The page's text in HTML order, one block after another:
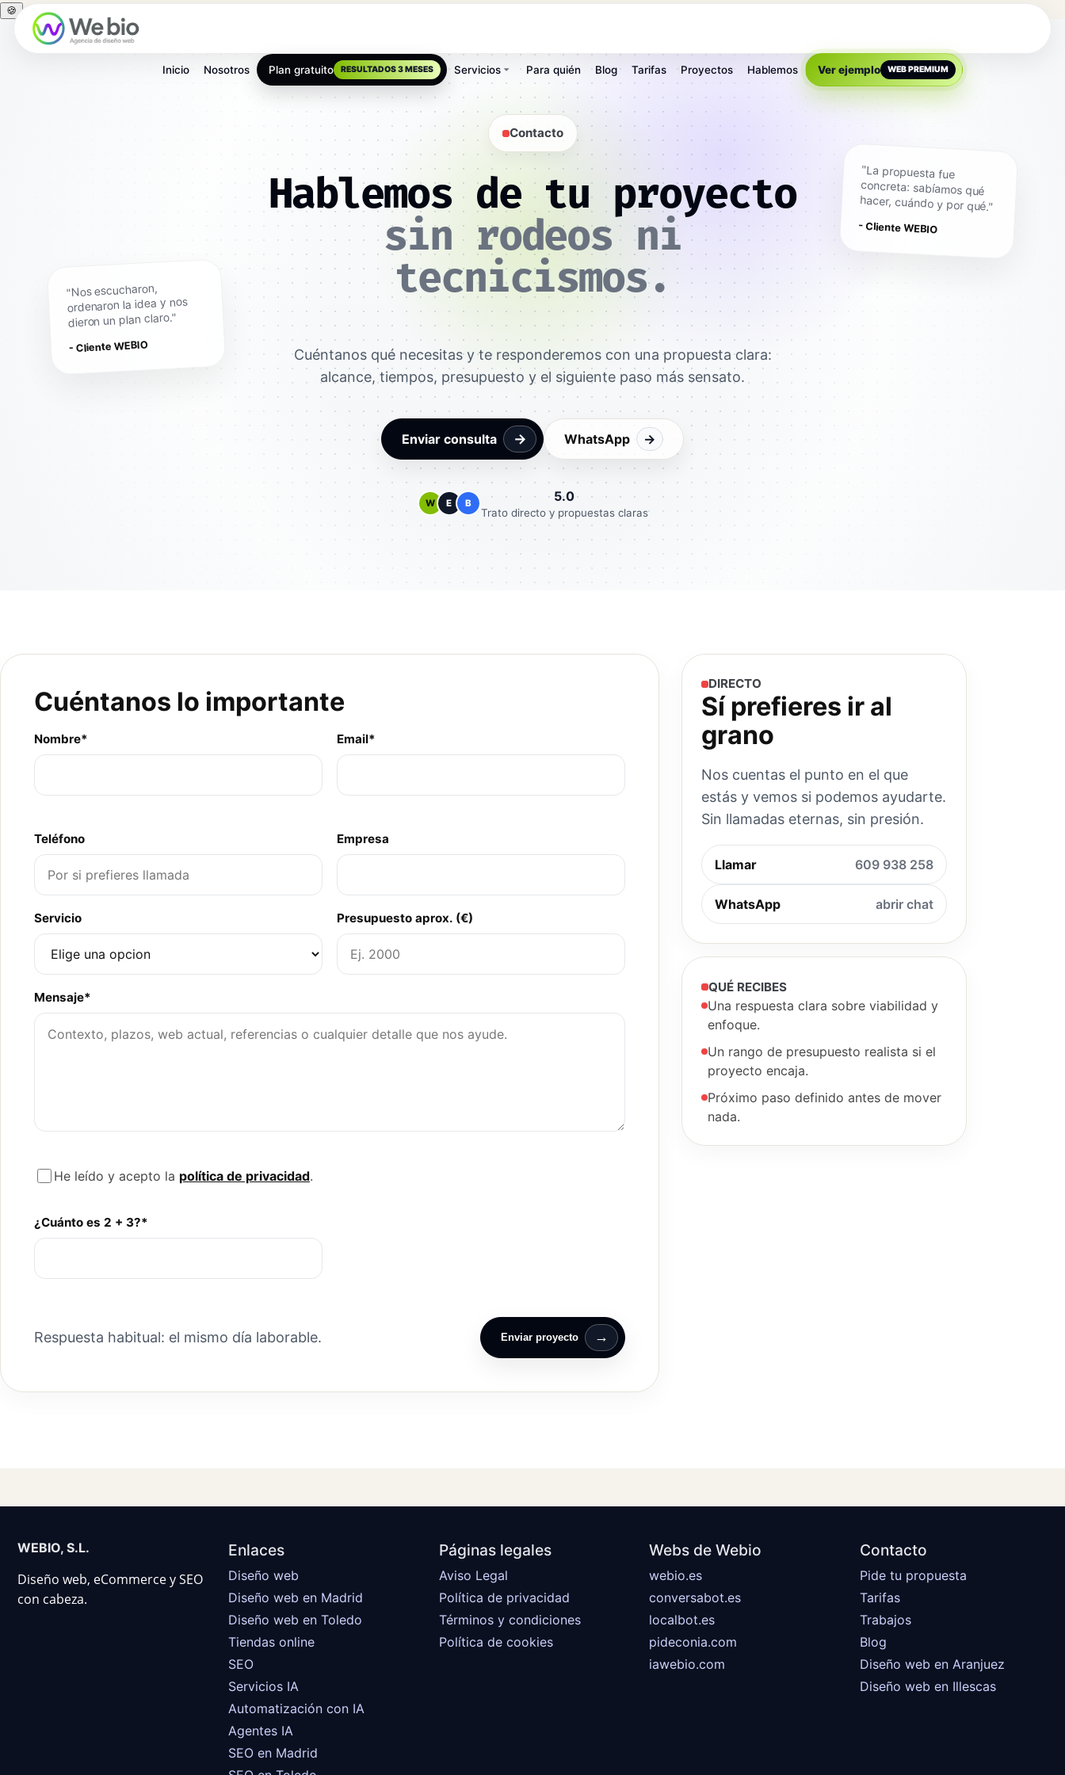
🍪
Inicio Nosotros Plan gratuito RESULTADOS 3 MESES Servicios Para quién Blog Tarifas Proyectos Hablemos Ver ejemplo WEB PREMIUM
"Nos escucharon,
ordenaron la idea y nos
dieron un plan claro."
- Cliente WEBIO
Contacto
Hablemos de tu proyecto
sin rodeos ni
tecnicismos.
Cuéntanos qué necesitas y te responderemos con una propuesta clara:
alcance, tiempos, presupuesto y el siguiente paso más sensato.
Enviar consulta → WhatsApp →
W E B 5.0
Trato directo y propuestas claras
"La propuesta fue
concreta: sabíamos qué
hacer, cuándo y por qué."
- Cliente WEBIO
Cuéntanos lo importante
Nombre* Email*
Teléfono Empresa
Servicio Presupuesto aprox. (€)
Mensaje*
He leído y acepto la política de privacidad.
¿Cuánto es 2 + 3?*
Respuesta habitual: el mismo día laborable. Enviar proyecto →
DIRECTO
Sí prefieres ir al
grano
Nos cuentas el punto en el que
estás y vemos si podemos ayudarte.
Sin llamadas eternas, sin presión.
Llamar 609 938 258
WhatsApp abrir chat
QUÉ RECIBES
Una respuesta clara sobre viabilidad y
enfoque.
Un rango de presupuesto realista si el
proyecto encaja.
Próximo paso definido antes de mover
nada.
WEBIO, S.L.
Diseño web, eCommerce y SEO
con cabeza.
Enlaces
Diseño web
Diseño web en Madrid
Diseño web en Toledo
Tiendas online
SEO
Servicios IA
Automatización con IA
Agentes IA
SEO en Madrid
Páginas legales
Aviso Legal
Política de privacidad
Términos y condiciones
Política de cookies
Webs de Webio
webio.es
conversabot.es
localbot.es
pideconia.com
iawebio.com
Contacto
Pide tu propuesta
Tarifas
Trabajos
Blog
Diseño web en Aranjuez
Diseño web en Illescas